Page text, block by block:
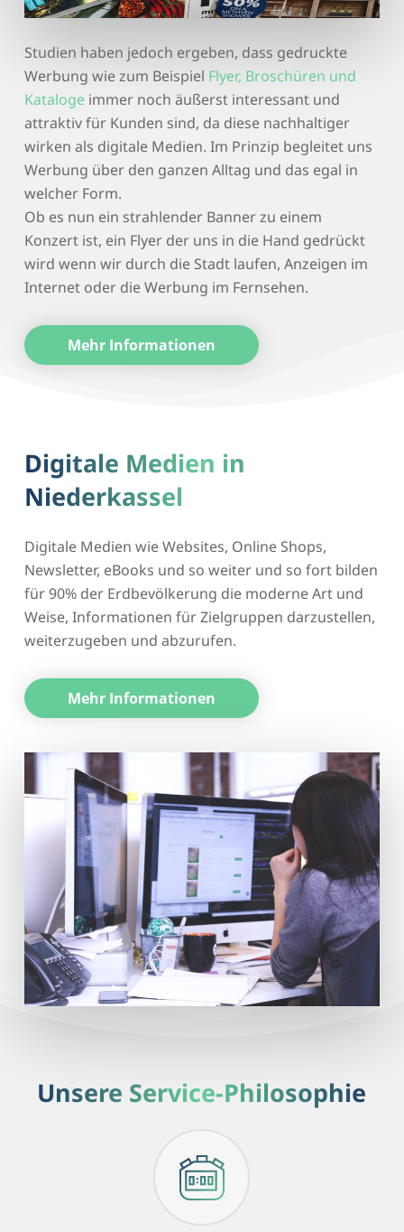
Studien haben jedoch ergeben, dass gedruckte
Werbung wie zum Beispiel Flyer, Broschüren und
Kataloge immer noch äußerst interessant und
attraktiv für Kunden sind, da diese nachhaltiger
wirken als digitale Medien. Im Prinzip begleitet uns
Werbung über den ganzen Alltag und das egal in
welcher Form.
Ob es nun ein strahlender Banner zu einem
Konzert ist, ein Flyer der uns in die Hand gedrückt
wird wenn wir durch die Stadt laufen, Anzeigen im
Internet oder die Werbung im Fernsehen.
Mehr Informationen
Digitale Medien in
Niederkassel
Digitale Medien wie Websites, Online Shops,
Newsletter, eBooks und so weiter und so fort bilden
für 90% der Erdbevölkerung die moderne Art und
Weise, Informationen für Zielgruppen darzustellen,
weiterzugeben und abzurufen.
Mehr Informationen
Unsere Service-Philosophie